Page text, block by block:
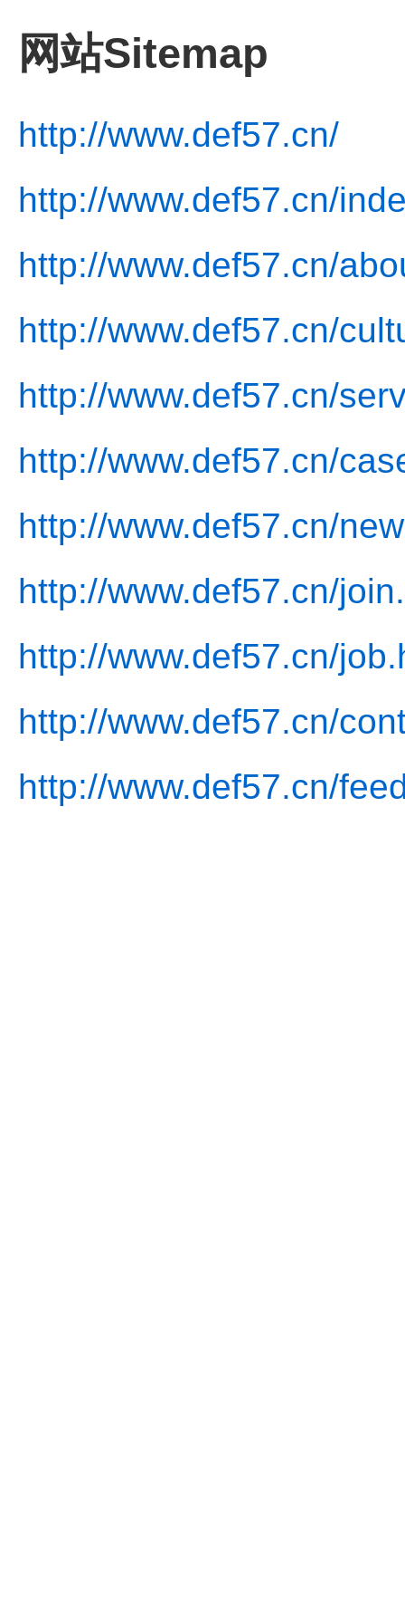
网站Sitemap
http://www.def57.cn/
http://www.def57.cn/
http://www.def57.cn/
http://www.def57.cn/
http://www.def57.cn/
http://www.def57.cn/
http://www.def57.cn/
http://www.def57.cn/
http://www.def57.cn/
http://www.def57.cn/
http://www.def57.cn/